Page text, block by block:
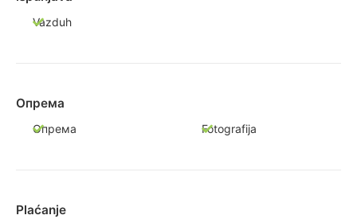
Vazduh
Опрема
Опрема Fotografija
Plaćanje